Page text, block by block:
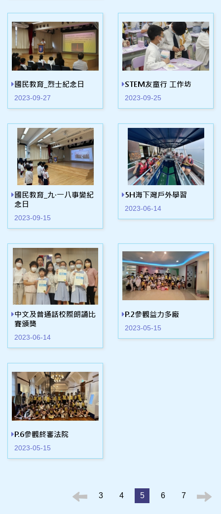
國民教育_烈士紀念日
2023-09-27
STEM友童行 工作坊
2023-09-25
國民教育_九‧一八事變紀
念日
2023-09-15
5H海下灣戶外學習
2023-06-14
中文及普通話校際朗誦比
賽頒獎
2023-06-14
P.2參觀益力多廠
2023-05-15
P.6參觀終審法院
2023-05-15
3 4 5 6 7